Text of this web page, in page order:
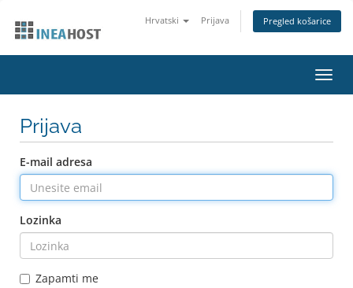
Hrvatski Prijava Pregled košarice
Prijava
E-mail adresa
Lozinka
Zapamti me